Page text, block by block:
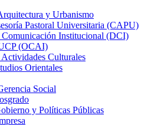
y Urbanismo
Pastoral Universitaria (CAPU)
Institucional (DCI)
(OCAI)
Culturales
Orientales
Social
y Políticas Públicas